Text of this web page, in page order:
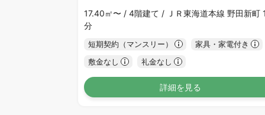
17.40㎡〜 / 4階建て /
ＪＲ東海道本線 野田新町
分
短期契約（マンスリー）
家具・家電付き
敷金なし
礼金なし
詳細を見る